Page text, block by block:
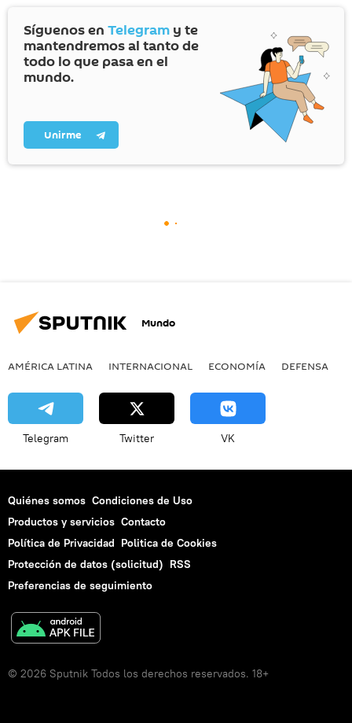
Síguenos en Telegram y te
mantendremos al tanto de
todo lo que pasa en el
mundo.
Unirme
Mundo
AMÉRICA LATINA INTERNACIONAL ECONOMÍA DEFENSA
Telegram Twitter VK
Quiénes somos Condiciones de Uso
Productos y servicios Contacto
Política de Privacidad Politica de Cookies
Protección de datos (solicitud) RSS
Preferencias de seguimiento
© 2026 Sputnik Todos los derechos reservados. 18+